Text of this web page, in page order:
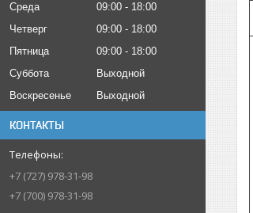
Среда
09:00
18:00
Четверг
09:00
18:00
Пятница
09:00
18:00
Суббота
Выходной
Воскресенье
Выходной
КОНТАКТЫ
+7 (727) 978-31-98
+7 (700) 978-31-98